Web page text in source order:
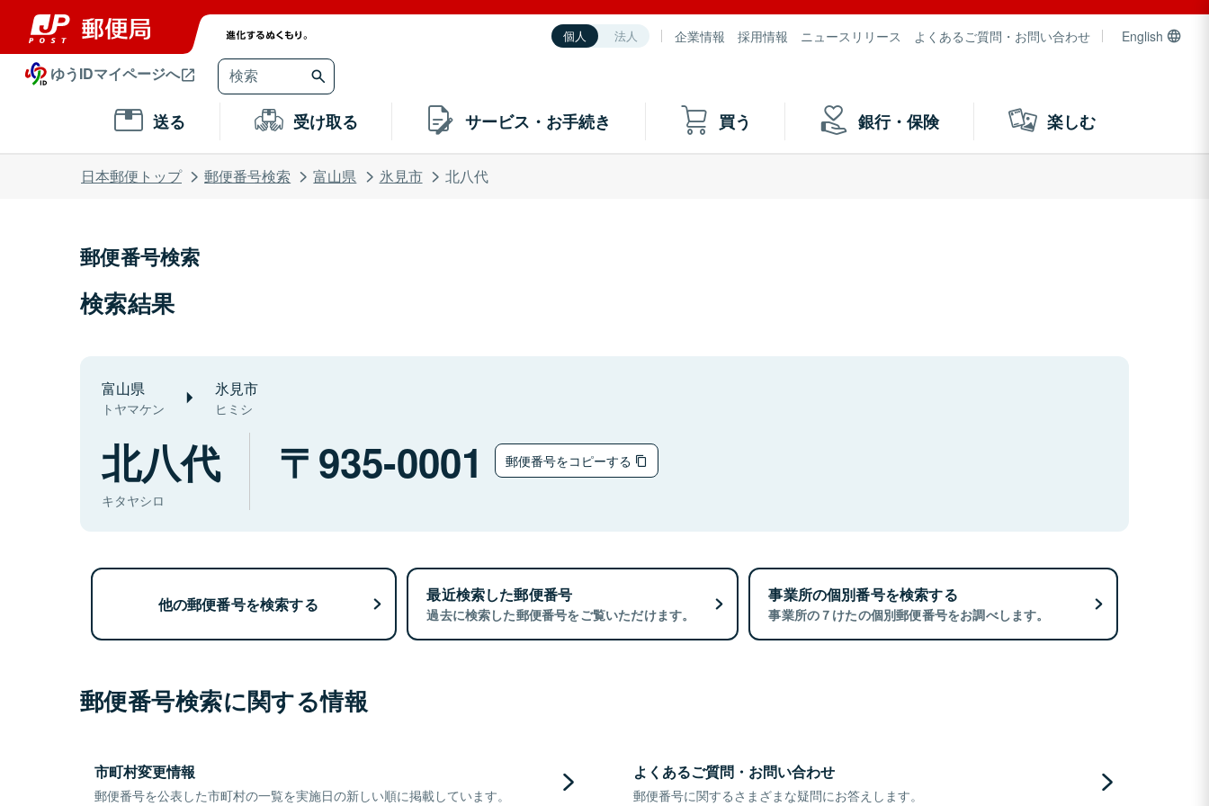
個人 法人 企業情報 採用情報 ニュースリリース よくあるご質問・お問い合わせ English
ゆうIDマイページへ
送る 受け取る サービス・お手続き 買う 銀行・保険 楽しむ
日本郵便トップ 郵便番号検索 富山県 氷見市 北八代
郵便番号検索
検索結果
富山県
トヤマケン
氷見市
ヒミシ
北八代
キタヤシロ
935-0001 郵便番号をコピーする
他の郵便番号を検索する 最近検索した郵便番号
過去に検索した郵便番号をご覧いただけます。
事業所の個別番号を検索する
事業所の７けたの個別郵便番号をお調べします。
郵便番号検索に関する情報
市町村変更情報
郵便番号を公表した市町村の一覧を実施日の新しい順に掲載しています。
よくあるご質問・お問い合わせ
郵便番号に関するさまざまな疑問にお答えします。